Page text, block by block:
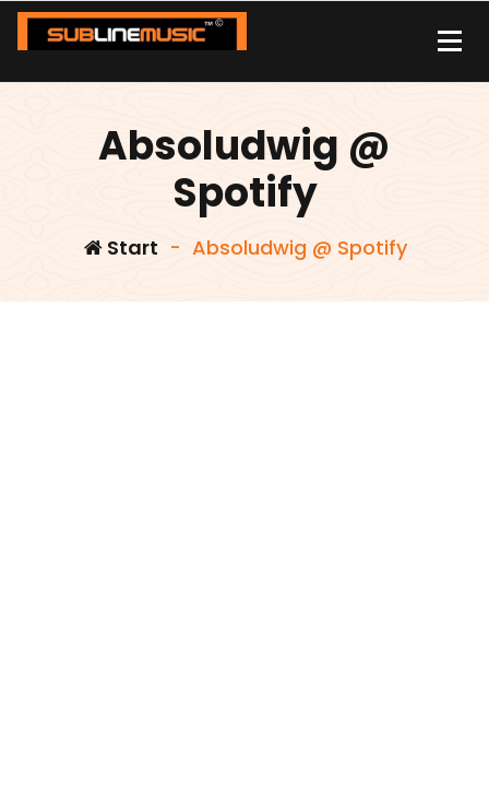
Zum
Inhalt
Absoludwig @
Spotify
Start - Absoludwig @ Spotify